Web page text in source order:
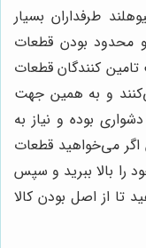
طرفداران بسیار
و محدود بودن قطعات
کنندگان قطعات
و به همین جهت
بوده و نیاز به
اگر می‌خواهید قطعات
را بالا ببرید و سپس
تا از اصل بودن کالا